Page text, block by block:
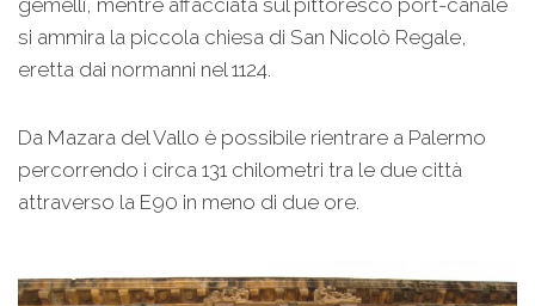
gemelli, mentre affacciata sul pittoresco port-canale
si ammira la piccola chiesa di San Nicolò Regale,
eretta dai normanni nel 1124.
Da Mazara del Vallo è possibile rientrare a Palermo
percorrendo i circa 131 chilometri tra le due città
attraverso la E90 in meno di due ore.